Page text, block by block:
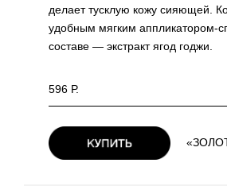
делает тусклую кожу сияющей.
удобным мягким аппликатором-
составе — экстракт ягод годжи.
596 Р.